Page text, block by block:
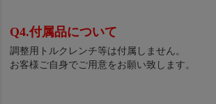
Q4.付属品について
調整用トルクレンチ等は付属しません。
お客様ご自身でご用意をお願い致します。